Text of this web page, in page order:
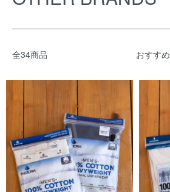
全34商品 おすす